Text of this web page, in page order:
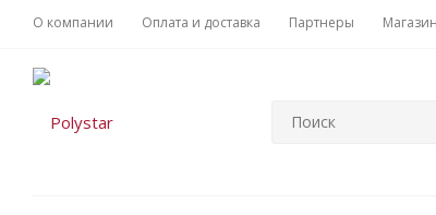
О компании Оплата и доставка Партнеры